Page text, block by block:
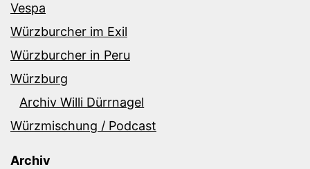
Vespa
Würzburcher im Exil
Würzburcher in Peru
Würzburg
Archiv Willi Dürrnagel
Würzmischung / Podcast
Archiv